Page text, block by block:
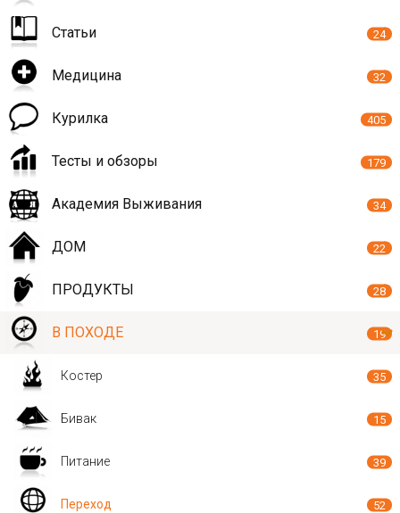
Статьи 24
Медицина 32
Курилка 405
Тесты и обзоры 179
Академия Выживания 34
ДОМ 22
ПРОДУКТЫ 28
В ПОХОДЕ 19
Костер 35
Бивак 15
Питание 39
Переход 52